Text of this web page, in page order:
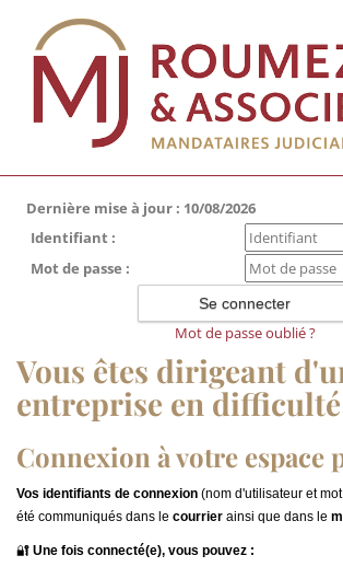
Dernière mise à jour : 10/08/2026
Identifiant :
Mot de passe :
Mot de passe oublié ?
Vous êtes dirigeant
entreprise en difficulté
Connexion à votre espace
Vos identifiants de connexion (nom d'utilisateur et
été communiqués dans le courrier ainsi que dans le
🔐 Une fois connecté(e), vous pouvez :